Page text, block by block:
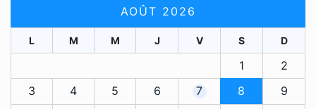
AOÛT 2026
L M M J V S D
1
2
3
4 5 6 7 8
9